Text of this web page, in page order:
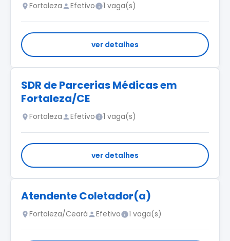
Fortaleza Efetivo 1 vaga(s)
ver detalhes
SDR de Parcerias Médicas em
Fortaleza/CE
Fortaleza Efetivo 1 vaga(s)
ver detalhes
Atendente Coletador(a)
Fortaleza/Ceará Efetivo 1 vaga(s)